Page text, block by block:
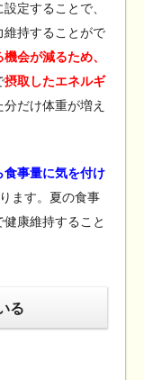
定することで、
維持することがで
会が減るため、
摂取したエネルギ
だけ体重が増え
食事量に気を付け
ます。夏の食事
康維持すること
る